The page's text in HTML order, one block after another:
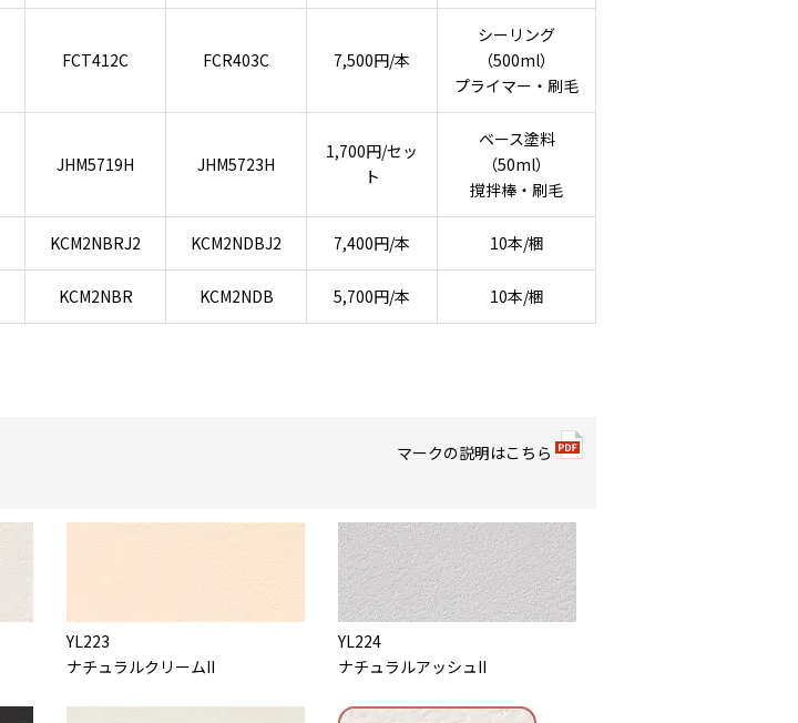
FCT412C FCR403C 7,500円/本
シーリング
（500ml）
プライマー・刷毛
JHM5719H JHM5723H
1,700円/セッ
ト
ベース塗料
（50ml）
撹拌棒・刷毛
KCM2NBRJ2 KCM2NDBJ2 7,400円/本 10本/梱
KCM2NBR KCM2NDB 5,700円/本
10本/梱
マークの説明はこちら
YL223
ナチュラルクリームII
YL224
ナチュラルアッシュII